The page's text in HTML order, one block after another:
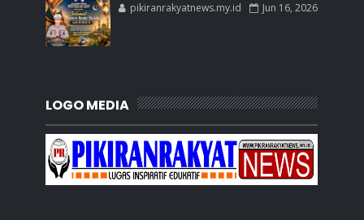
pikiranrakyatnews.my.id Jun 16, 2026
LOGO MEDIA